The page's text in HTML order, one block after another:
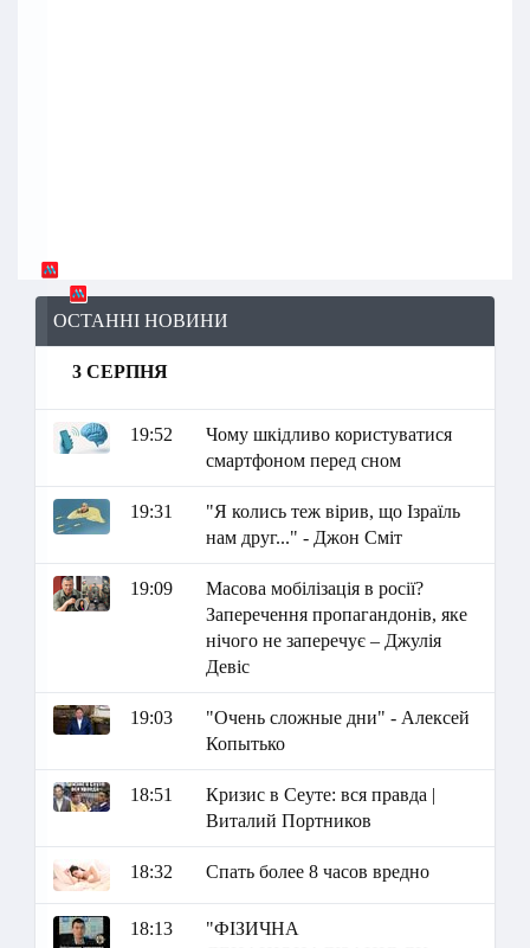
ОСТАННІ НОВИНИ
3 СЕРПНЯ
19:52
Чому шкідливо користуватися
смартфоном перед сном
19:31
"Я колись теж вірив, що Ізраїль
нам друг..." - Джон Сміт
19:09
Масова мобілізація в росії?
Заперечення пропагандонів, яке
нічого не заперечує – Джулія
Девіс
19:03
"Очень сложные дни" - Алексей
Копытько
18:51
Кризис в Сеуте: вся правда |
Виталий Портников
18:32 Спать более 8 часов вредно
18:13
"ФІЗИЧНА